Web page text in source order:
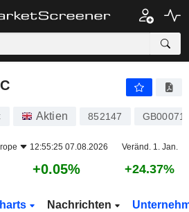
Aktien 852147
12:55:25 07.08.2026 Veränd. 1. Jan.
+0.05% +24.37%
Nachrichten